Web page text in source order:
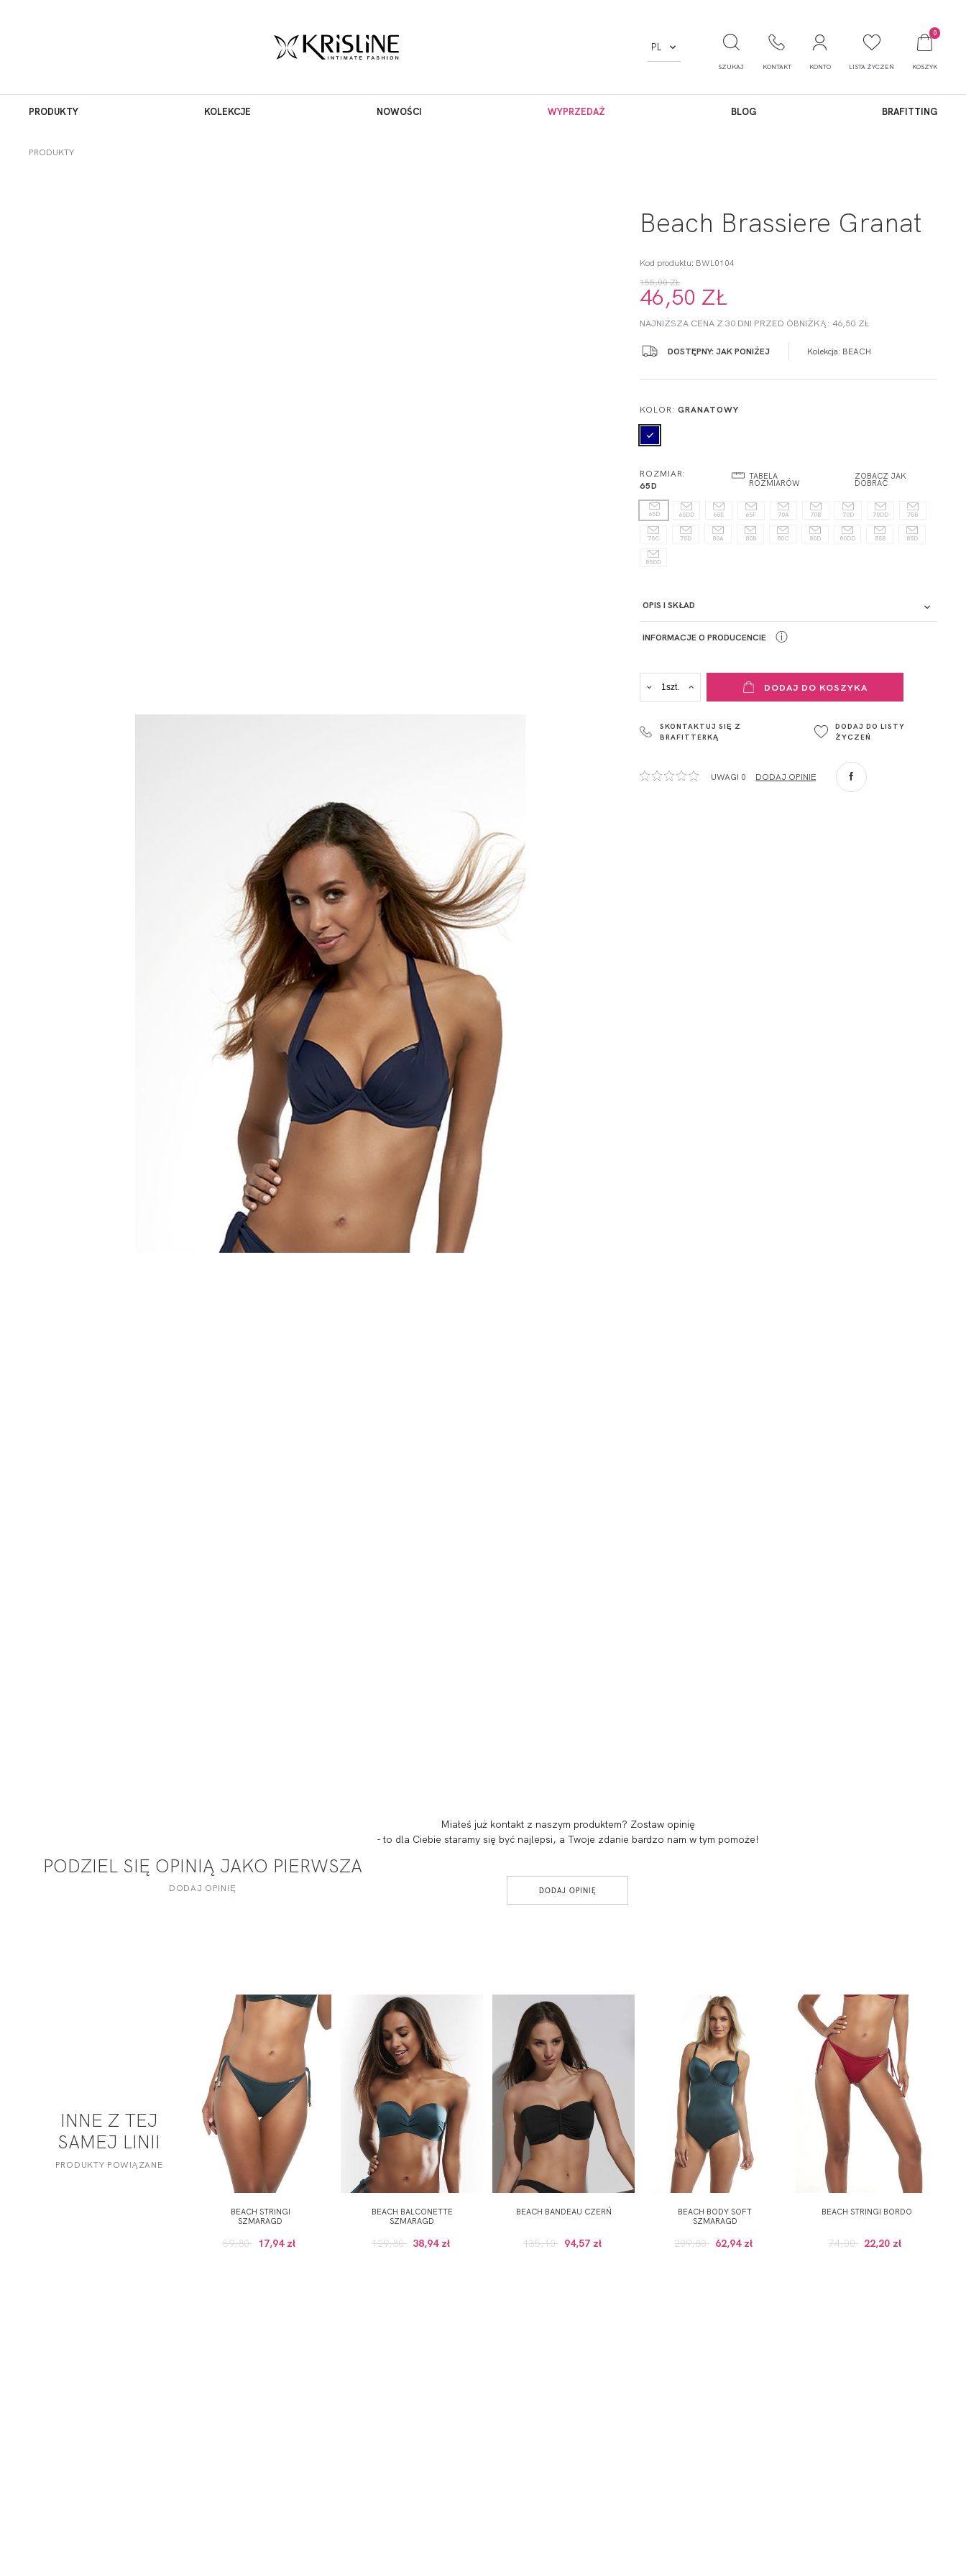
PL
SZUKAJ KONTAKT KONTO LISTA ŻYCZEŃ
0
KOSZYK
PRODUKTY KOLEKCJE NOWOŚCI WYPRZEDAŻ BLOG BRAFITTING
PRODUKTY
Beach Brassiere Granat
Kod produktu: BWL0104
155,00 ZŁ
46,50 ZŁ
NAJNIŻSZA CENA Z 30 DNI PRZED OBNIŻKĄ: 46,50 ZŁ
DOSTĘPNY: JAK PONIŻEJ Kolekcja: BEACH
KOLOR:GRANATOWY
ROZMIAR:
65D
TABELA
ROZMIARÓW
ZOBACZ JAK
DOBRAĆ
65D 65DD 65E 65F 70A 70B 70D 70DD 75B
75C 75D 80A 80B 80C 80D 80DD 85B 85D
85DD
OPIS I SKŁAD
INFORMACJE O PRODUCENCIE
Ul. Sienkiewicza 73 lok. 7,
ADRES PUNKTU KONTAKTOWEGO
ul. Łowicka 89a
Głowno
Fashiontex Group Sp.z o.o. Spółka
ⓘ
DODAJ DO KOSZYKA
SKONTAKTUJ SIĘ Z
BRAFITTERKĄ
DODAJ DO LISTY
ŻYCZEŃ
UWAGI 0 DODAJ OPINIĘ
PODZIEL SIĘ OPINIĄ JAKO PIERWSZA
DODAJ OPINIĘ
Miałeś już kontakt z naszym produktem? Zostaw opinię
- to dla Ciebie staramy się być najlepsi, a Twoje zdanie bardzo nam w tym pomoże!
DODAJ OPINIĘ
INNE Z TEJ
SAMEJ LINII
PRODUKTY POWIĄZANE
BEACH STRINGI
SZMARAGD
59,80 17,94 zł
BEACH BALCONETTE
SZMARAGD
129,80 38,94 zł
BEACH BANDEAU CZERŃ
135,10 94,57 zł
BEACH BODY SOFT
SZMARAGD
209,80 62,94 zł
BEACH STRINGI BORDO
74,00 22,20 zł